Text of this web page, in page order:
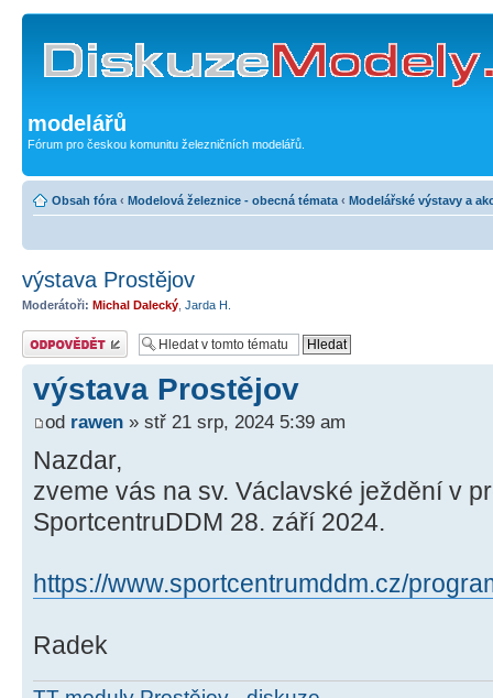
modelářů
Fórum pro českou komunitu železničních modelářů.
Obsah fóra ‹ Modelová železnice - obecná témata ‹ Modelářské výstavy a
výstava Prostějov
Moderátoři: Michal Dalecký Jarda H.
Odeslat odpověď
výstava Prostějov
od rawen » stř 21 srp, 2024 5:39 am
Nazdar,
zveme vás na sv. Václavské ježdění v
SportcentruDDM 28. září 2024.
https://www.sportcentrumddm.cz/
Radek